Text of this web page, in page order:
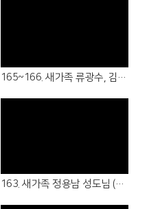
165~166. 새가족 류광수, 김경아 성도님 (26.06.14 - 6남전도회, 5여전도회 )
163. 새가족 정용남 성도님 (26.06.07 - 여샬롬회 )